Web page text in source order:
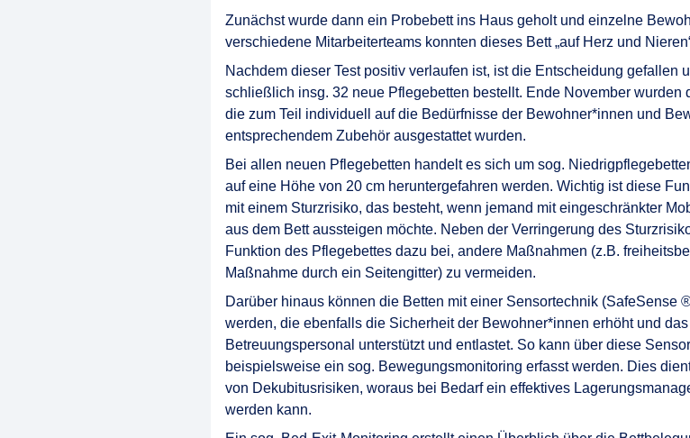
Zunächst wurde dann ein Probebett ins Haus geholt und einzelne
verschiedene Mitarbeiterteams konnten dieses Bett „auf Herz und
Nachdem dieser Test positiv verlaufen ist, ist die Entscheidung gefallen
schließlich insg. 32 neue Pflegebetten bestellt. Ende November wurden
die zum Teil individuell auf die Bedürfnisse der Bewohner*innen und
entsprechendem Zubehör ausgestattet wurden.
Bei allen neuen Pflegebetten handelt es sich um sog.
auf eine Höhe von 20 cm heruntergefahren werden. Wichtig ist diese
mit einem Sturzrisiko, das besteht, wenn jemand mit eingeschränkter
aus dem Bett aussteigen möchte. Neben der Verringerung des
Funktion des Pflegebettes dazu bei, andere Maßnahmen (z.B.
Maßnahme durch ein Seitengitter) zu vermeiden.
Darüber hinaus können die Betten mit einer Sensortechnik (SafeSense
werden, die ebenfalls die Sicherheit der Bewohner*innen erhöht und das
Betreuungspersonal unterstützt und entlastet. So kann über diese
beispielsweise ein sog. Bewegungsmonitoring erfasst werden. Dies
von Dekubitusrisiken, woraus bei Bedarf ein effektives
werden kann.